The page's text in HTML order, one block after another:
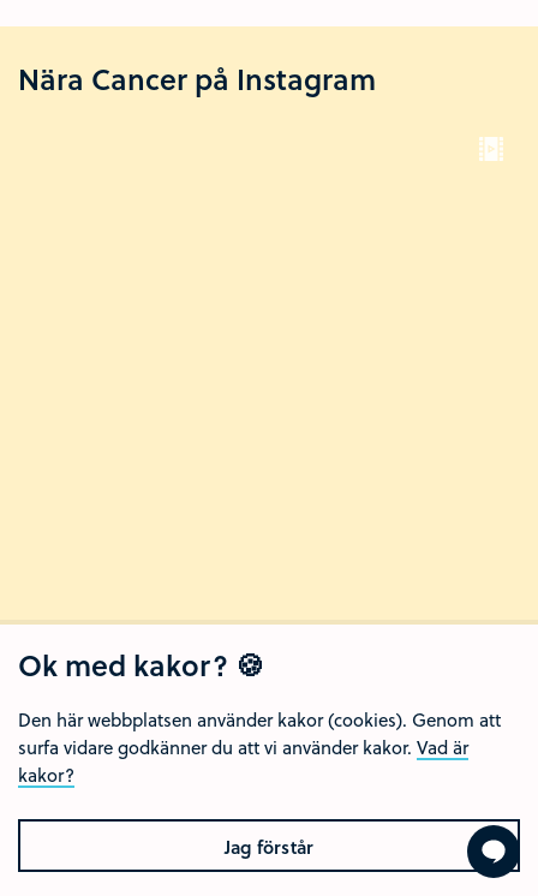
Nära Cancer på Instagram
Ok med kakor? 🍪
Den här webbplatsen använder kakor (cookies). Genom att
surfa vidare godkänner du att vi använder kakor. Vad är
kakor?
Jag förstår